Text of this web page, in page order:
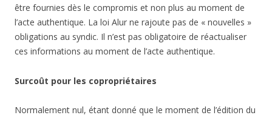
être fournies dès le compromis et non plus au moment de
l’acte authentique. La loi Alur ne rajoute pas de « nouvelles »
obligations au syndic. Il n’est pas obligatoire de réactualiser
ces informations au moment de l’acte authentique.
Surcoût pour les copropriétaires
Normalement nul, étant donné que le moment de l’édition du